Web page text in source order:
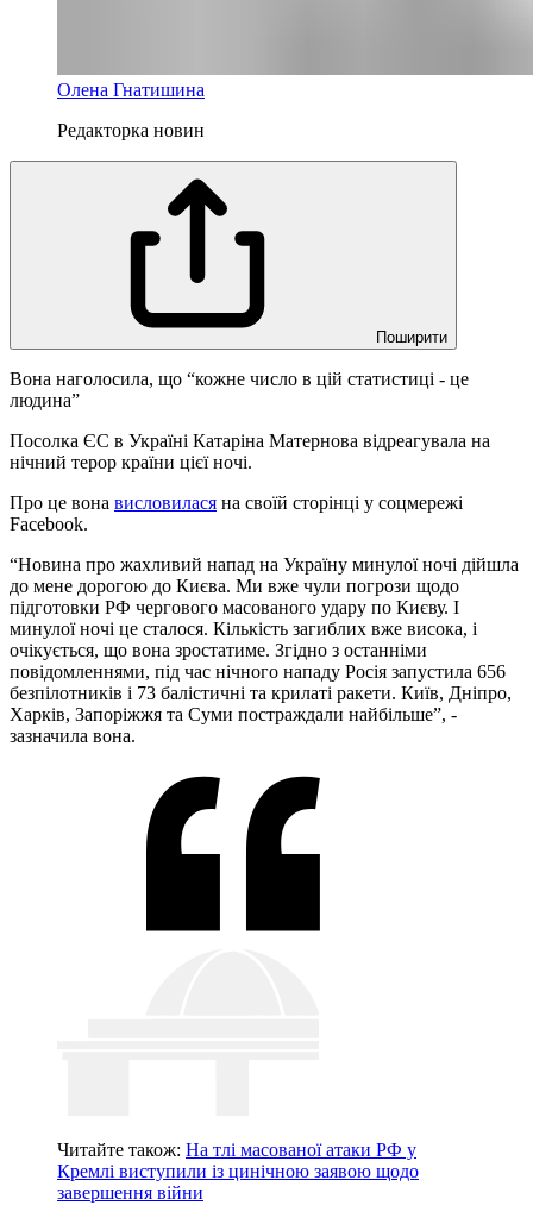
Олена Гнатишина
Редакторка новин
Поширити
Вона наголосила, що “кожне число в цій статистиці - це
людина”
Посолка ЄС в Україні Катаріна Матернова відреагувала на
нічний терор країни цієї ночі.
Про це вона висловилася на своїй сторінці у соцмережі
Facebook.
“Новина про жахливий напад на Україну минулої ночі дійшла
до мене дорогою до Києва. Ми вже чули погрози щодо
підготовки РФ чергового масованого удару по Києву. І
минулої ночі це сталося. Кількість загиблих вже висока, і
очікується, що вона зростатиме. Згідно з останніми
повідомленнями, під час нічного нападу Росія запустила 656
безпілотників і 73 балістичні та крилаті ракети. Київ, Дніпро,
Харків, Запоріжжя та Суми постраждали найбільше”, -
зазначила вона.
Читайте також: На тлі масованої атаки РФ у
Кремлі виступили із цинічною заявою щодо
завершення війни